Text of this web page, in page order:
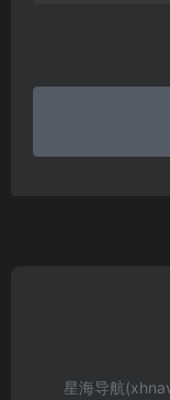
星海导航